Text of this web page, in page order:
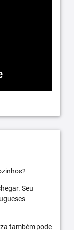
Seu
também pode